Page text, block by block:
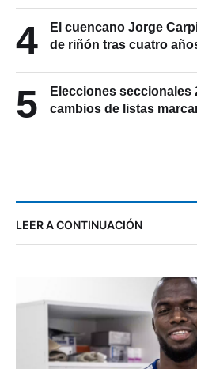
4
El cuencano Jorge
de riñón tras cuatro
5
Elecciones seccionales
cambios de listas
LEER A CONTINUACIÓN